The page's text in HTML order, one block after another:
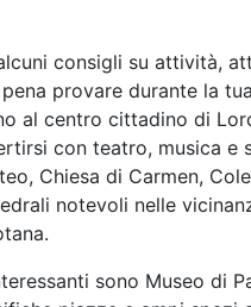
consigli su attività,
provare durante la
al centro cittadino di
con teatro, musica e
Chiesa di Carmen,
notevoli nelle
sono Museo di